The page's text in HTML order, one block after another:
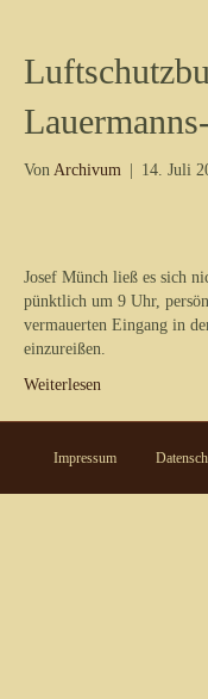
Von Archivum 14. Juli
Josef Münch ließ es sich
pünktlich um 9 Uhr,
vermauerten Eingang in
einzureißen.
Weiterlesen
Impressum